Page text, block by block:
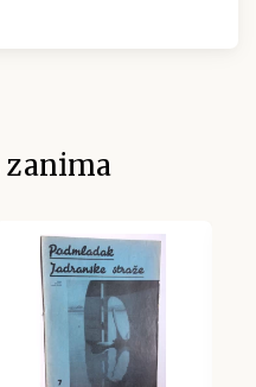
zanima